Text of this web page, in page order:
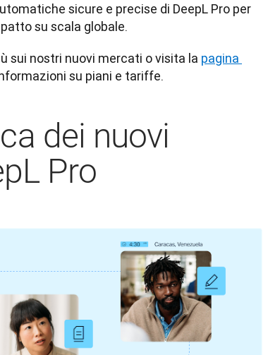
sicure e precise di DeepL Pro per
su scala globale.
sui nostri nuovi mercati o visita la pagina
su piani e tariffe.
dei nuovi
Pro